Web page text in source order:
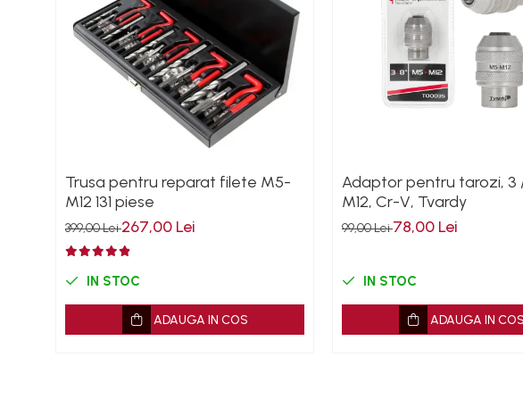
Pompe si Cilindri Hidraulici
Prese pentru arcuri
Redresoare,Roboti
Pornire,Cabluri Curent
Chei buson baie ulei
Chei filtru ulei
Recuperatoare de ulei
Scule Ajutatoare
Scule De Mana si Unelte
Aparate de nituit si capsat
Trusa pentru reparat filete M5-
M12 131 piese
399,00 Lei267,00 Lei
IN STOC
ADAUGA IN COS
Adaptor pentru tarozi, 3
M12, Cr-V, Tvardy
99,00 Lei78,00 Lei
IN STOC
ADAUGA IN COS